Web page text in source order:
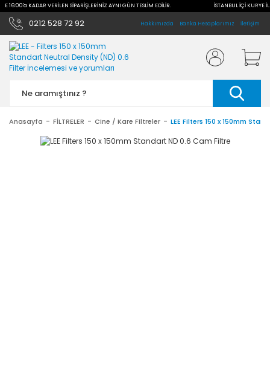
16:00'a KADAR VERİLEN SİPARİŞLERİNİZ AYNI GÜN TESLİM EDİLİR. İSTANBUL İÇİ KURYE
0212 528 72 92 Hakkımızda Banka Hesaplarımız İletişim
Anasayfa FİLTRELER Cine / Kare Filtreler LEE Filters 150 x 150mm